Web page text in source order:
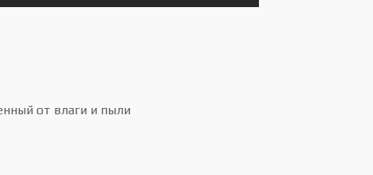
от влаги и пыли